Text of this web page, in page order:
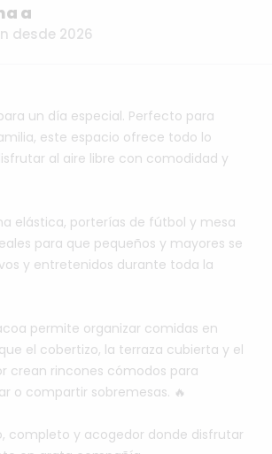
a
desde 2026
un día especial. Perfecto para
este espacio ofrece todo lo
al aire libre con comodidad y
elástica, porterías de fútbol y mesa
para que pequeños y mayores se
y entretenidos durante toda la
permite organizar comidas en
que el cobertizo, la terraza cubierta y el
crean rincones cómodos para
o compartir sobremesas. 🔥
completo y acogedor donde disfrutar